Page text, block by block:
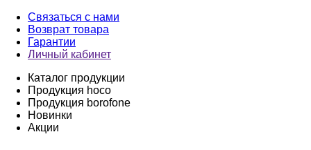
Связаться с нами
Возврат товара
Гарантии
Личный кабинет
Каталог продукции
Продукция hoco
Продукция borofone
Новинки
Акции